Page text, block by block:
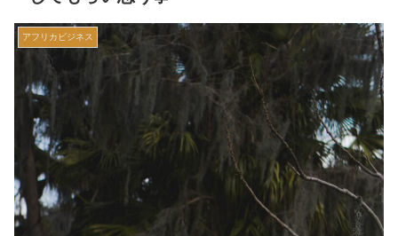
アフリカビジネス